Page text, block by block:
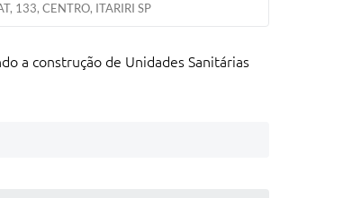
133, CENTRO, ITARIRI SP
a construção de Unidades Sanitárias